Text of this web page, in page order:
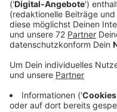
geäußert: Die
Schulen, konkrete
und der Umgang mit
Anzeige
Warum müssen